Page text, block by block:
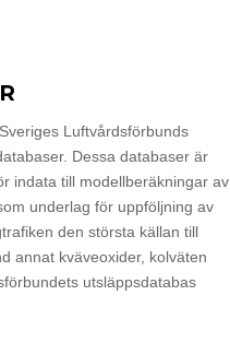
Luftvårdsförbunds
Dessa databaser är
indata till modellberäkningar av
underlag för uppföljning av
den största källan till
annat kväveoxider, kolväten
utsläppsdatabas